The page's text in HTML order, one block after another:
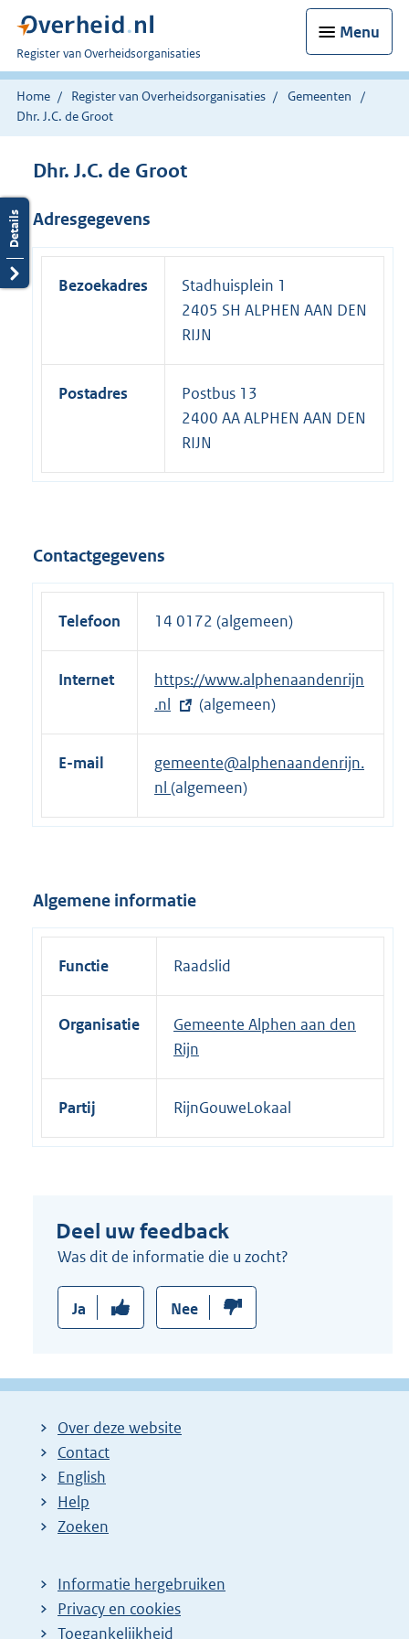
Menu
U
bent
nu
hier:
Register van Overheidsorganisaties
Home Register van Overheidsorganisaties
Gemeenten
Dhr. J.C. de Groot
Dhr. J.C. de Groot
Adresgegevens
Bezoekadres
Stadhuisplein 1
2405 SH ALPHEN AAN DEN
RIJN
Postadres
Postbus 13
2400 AA ALPHEN AAN DEN
RIJN
Contactgegevens
Telefoon 14 0172 (algemeen)
Internet
E
x
t
r
e
n
k
https://www.alphenaandenrijn
.nl
(algemeen)
E-mail
gemeente@alphenaandenrijn.
nl (algemeen)
Algemene informatie
Functie Raadslid
Organisatie
Gemeente Alphen aan den
Rijn
Partij RijnGouweLokaal
Deel uw feedback
Was dit de informatie die u zocht?
Ja Nee
Over deze website
Contact
English
Help
Zoeken
Informatie hergebruiken
Privacy en cookies
Toegankelijkheid